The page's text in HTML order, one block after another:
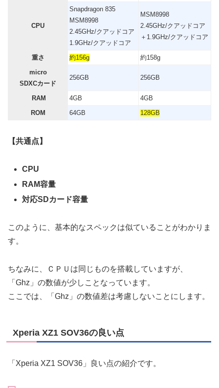
CPU
Snapdragon 835
MSM8998
2.45GHz/クアッドコア
1.9GHz/クアッドコア
MSM8998
2.45GHz/クアッドコア
＋1.9GHz/クアッドコア
重さ 約156g
約158g
micro
SDXCカード
256GB 256GB
RAM 4GB
4GB
ROM
64GB 128GB
【共通点】
CPU
RAM容量
対応SDカード容量
このように、基本的なスペックは似ていることがわかりま
す。
ちなみに、ＣＰＵは同じものを搭載していますが、
「Ghz」の数値が少しことなっています。
ここでは、「Ghz」の数値差は考慮しないことにします。
Xperia XZ1 SOV36の良い点
「Xperia XZ1 SOV36」良い点の紹介です。